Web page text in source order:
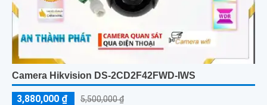
Camera Hikvision DS-2CD2F42FWD-IWS
3,880,000 ₫ 5,500,000 ₫